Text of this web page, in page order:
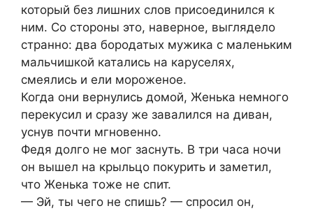
который без лишних слов присоединился к
ним. Со стороны это, наверное, выглядело
странно: два бородатых мужика с маленьким
мальчишкой катались на каруселях,
смеялись и ели мороженое.
Когда они вернулись домой, Женька немного
перекусил и сразу же завалился на диван,
уснув почти мгновенно.
Федя долго не мог заснуть. В три часа ночи
он вышел на крыльцо покурить и заметил,
что Женька тоже не спит.
— Эй, ты чего не спишь? — спросил он,